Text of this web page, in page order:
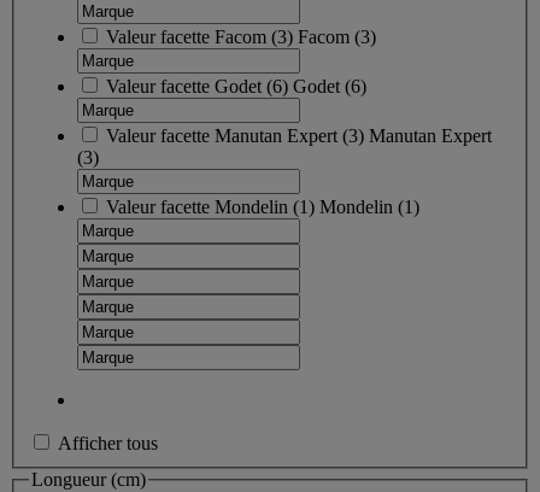
Valeur facette Facom (3) Facom (3)
Valeur facette Godet(6) Godet(6)
Valeur facette Manutan Expert(3) Manutan Expert
(3)
Valeur facette Mondelin (1) Mondelin (1)
Afficher tous
Longueur (cm)